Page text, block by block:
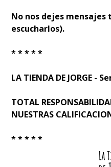
No nos dejes
escucharlos).
* * * * *
LA TIENDA DE JORGE -
TOTAL
NUESTRAS
* * * * *